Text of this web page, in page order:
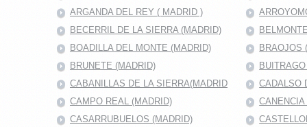
ARGANDA DEL REY ( MADRID )
BECERRIL DE LA SIERRA (MADRID)
BOADILLA DEL MONTE (MADRID)
BRAOJOS
BRUNETE (MADRID)
CABANILLAS DE LA SIERRA(MADRID
CADALSO
CAMPO REAL (MADRID)
CASARRUBUELOS (MADRID)